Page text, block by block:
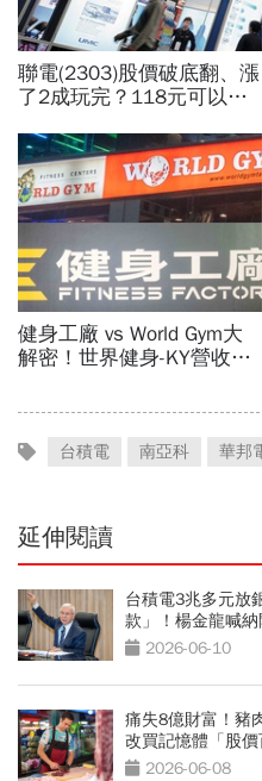
台積電 南亞科 華邦
延伸閱讀
台積電3兆多元放
款」！楊金龍喊
觀」2026-06-10
痛失8億財富！豬
改買記憶體「股
血淚教訓
2026-06-08